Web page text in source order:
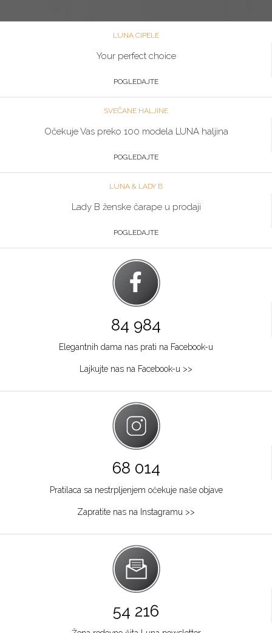
LUNA CIPELE
Your perfect choice
POGLEDAJTE
SVEČANE HALJINE
Očekuje Vas preko 100 modela LUNA haljina
POGLEDAJTE
LUNA & LADY B
Lady B ženske čarape u prodaji
POGLEDAJTE
84 984
Elegantnih dama nas prati na Facebook-u
Lajkujte nas na Facebook-u >>
68 014
Pratilaca sa nestrpljenjem očekuje naše objave
Zapratite nas na Instagramu >>
54 216